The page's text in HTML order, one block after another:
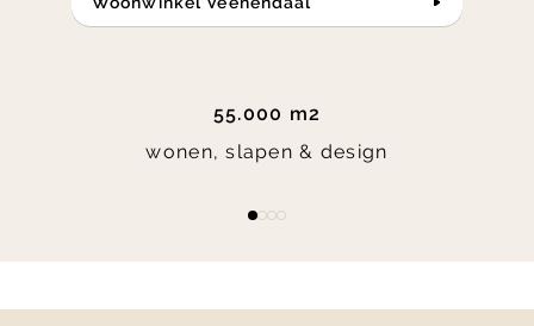
55.000 m2
wonen, slapen & design